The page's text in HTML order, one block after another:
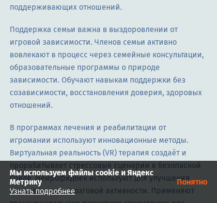
поддерживающих отношений.
Поддержка семьи важна в выздоровлении от
игровой зависимости. Членов семьи активно
вовлекают в процесс через семейные консультации,
образовательные программы о природе
зависимости. Обучают навыкам поддержки без
созависимости, восстановления доверия, здоровых
отношений.
В программах лечения и реабилитации от
игромании используют инновационные методы.
Виртуальная реальность (VR) терапия создаёт и
прорабатывает стрессовые сценарии в безопасной
среде. Нейрофидбек используют для улучшения
саморегуляции мозговой активности. Применяют
Мы используем файлы cookie и Яндекс
Метрику
Узнать подробнее
Понятно